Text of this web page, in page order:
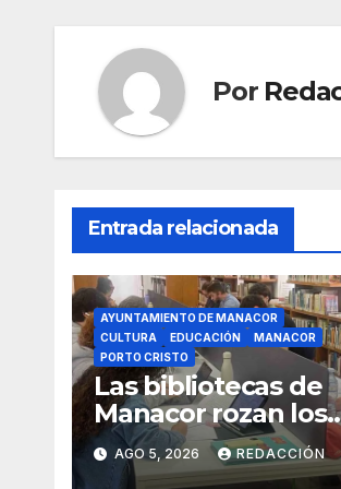
o
k
Por
Entrada relacionada
AYUNTAMIENTO DE MANACOR
CULTURA
EDUCACIÓN
MANACOR
PORTO CRISTO
Las bibliotecas de
Manacor rozan los
18.000 usuarios
AGO 5, 2026 REDACCIÓN